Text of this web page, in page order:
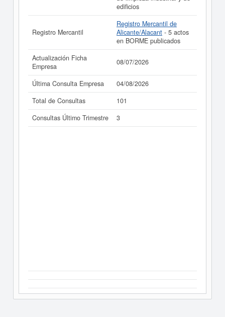
edificios
Registro Mercantil
Registro Mercantil de
Alicante/Alacant - 5 actos
en BORME publicados
Actualización Ficha
Empresa
08/07/2026
Última Consulta Empresa
04/08/2026
Total de Consultas
101
Consultas Último Trimestre
3